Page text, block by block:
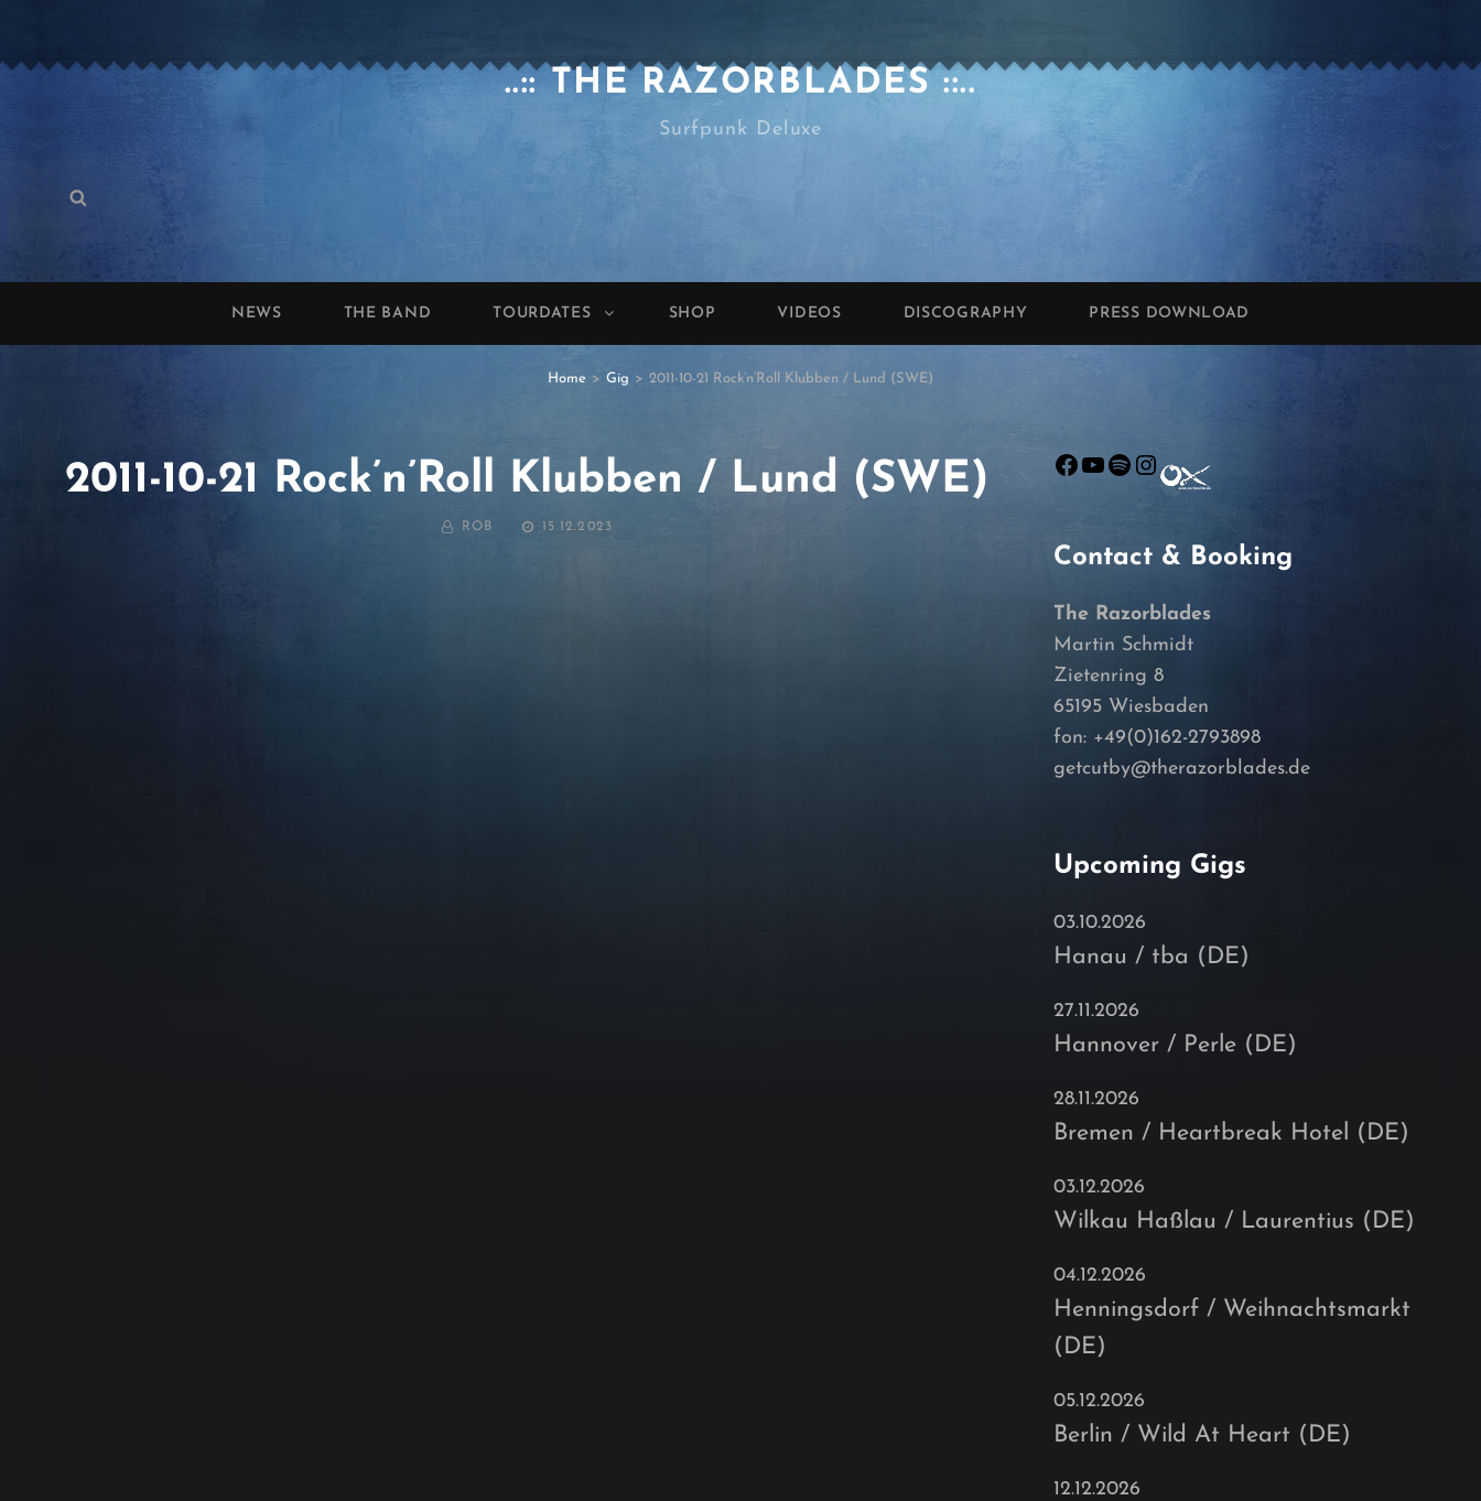
..:: THE RAZORBLADES ::..
Surfpunk Deluxe
Search
NEWS THE BAND TOURDATES SHOP VIDEOS DISCOGRAPHY PRESS DOWNLOAD
Home > Gig > 2011-10-21 Rock’n’Roll Klubben / Lund (SWE)
2011-10-21 Rock’n’Roll Klubben / Lund (SWE)
BY ROB
POSTED
15.12.2023
Facebook
YouTube
Spotify
Instagram
Contact & Booking
The Razorblades
Martin Schmidt
Zietenring 8
65195 Wiesbaden
fon: +49(0)162-2793898
getcutby@therazorblades.de
Upcoming Gigs
03.10.2026
Hanau / tba (DE)
27.11.2026
Hannover / Perle (DE)
28.11.2026
Bremen / Heartbreak Hotel (DE)
03.12.2026
Wilkau Haßlau / Laurentius (DE)
04.12.2026
Henningsdorf / Weihnachtsmarkt
(DE)
05.12.2026
Berlin / Wild At Heart (DE)
12.12.2026